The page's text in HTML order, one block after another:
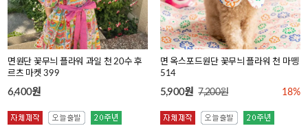
면원단 꽃무늬 플라워 과일 천 20수 후
르츠 마켓 399
6,400원
면 옥스포드원단 꽃무늬 플라워 천 마뗑
514
5,900원 7,200원 18%